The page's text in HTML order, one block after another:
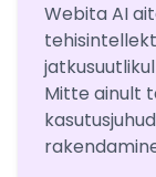
Webita AI
Mitte ainult